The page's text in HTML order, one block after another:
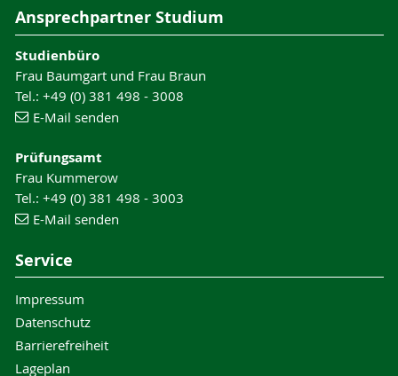
Ansprechpartner Studium
Studienbüro
Frau Baumgart und Frau Braun
Tel.: +49 (0) 381 498 - 3008
E-Mail senden
Prüfungsamt
Frau Kummerow
Tel.: +49 (0) 381 498 - 3003
E-Mail senden
Service
Impressum
Datenschutz
Barrierefreiheit
Lageplan